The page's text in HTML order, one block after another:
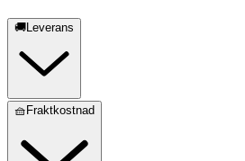
🚚Leverans
🧺Fraktkostnad